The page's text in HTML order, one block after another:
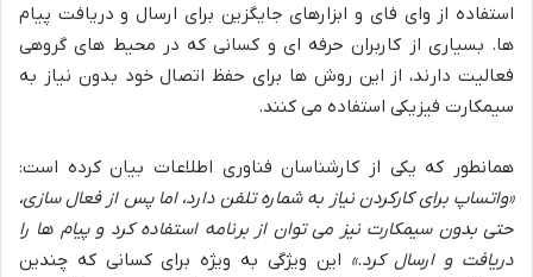
استفاده از وای فای و ابزارهای جایگزین برای ارسال و دریافت پیام
ها. بسیاری از کاربران حرفه ای و کسانی که در محیط های گروهی
فعالیت دارند، از این روش ها برای حفظ اتصال خود بدون نیاز به
سیمکارت فیزیکی استفاده می کنند.
همانطور که یکی از کارشناسان فناوری اطلاعات بیان کرده است:
«واتساپ برای کارکردن نیاز به شماره تلفن دارد، اما پس از فعال سازی،
حتی بدون سیمکارت نیز می توان از برنامه استفاده کرد و پیام ها را
دریافت و ارسال کرد.» این ویژگی به ویژه برای کسانی که چندین